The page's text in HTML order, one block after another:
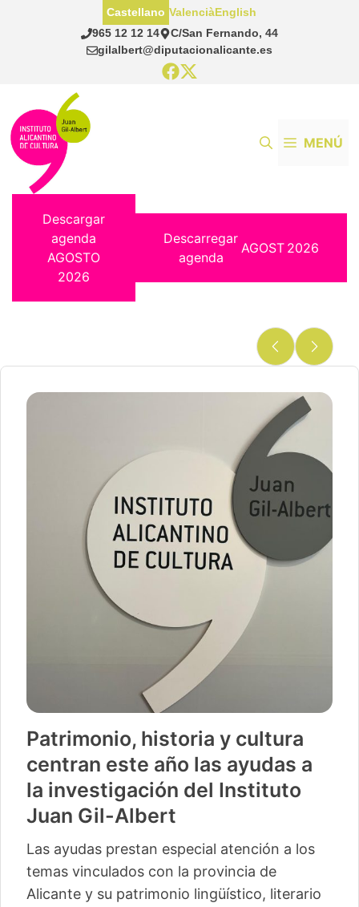
965 12 12 14
C/San Fernando, 44
gilalbert@diputacionalicante.es
Castellano ValenciàEnglish
MENÚ
Descargar
agenda
AGOSTO
2026
Descarregar
agenda
AGOST 2026
Patrimonio, historia y cultura
centran este año las ayudas a
la investigación del Instituto
Juan Gil-Albert
Las ayudas prestan especial atención a los
temas vinculados con la provincia de
Alicante y su patrimonio lingüístico, literario